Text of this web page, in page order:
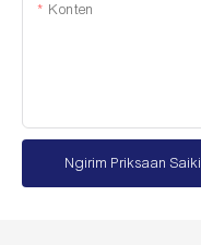
Konten
Ngirim Priksaan Saiki